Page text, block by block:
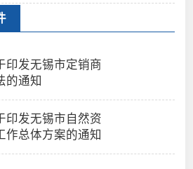
印发无锡市定销商
的通知
印发无锡市自然资
作总体方案的通知